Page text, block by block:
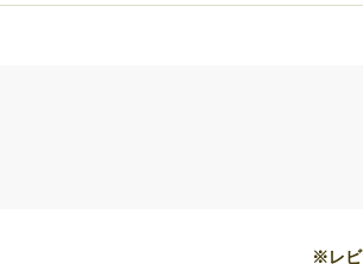
※レビ